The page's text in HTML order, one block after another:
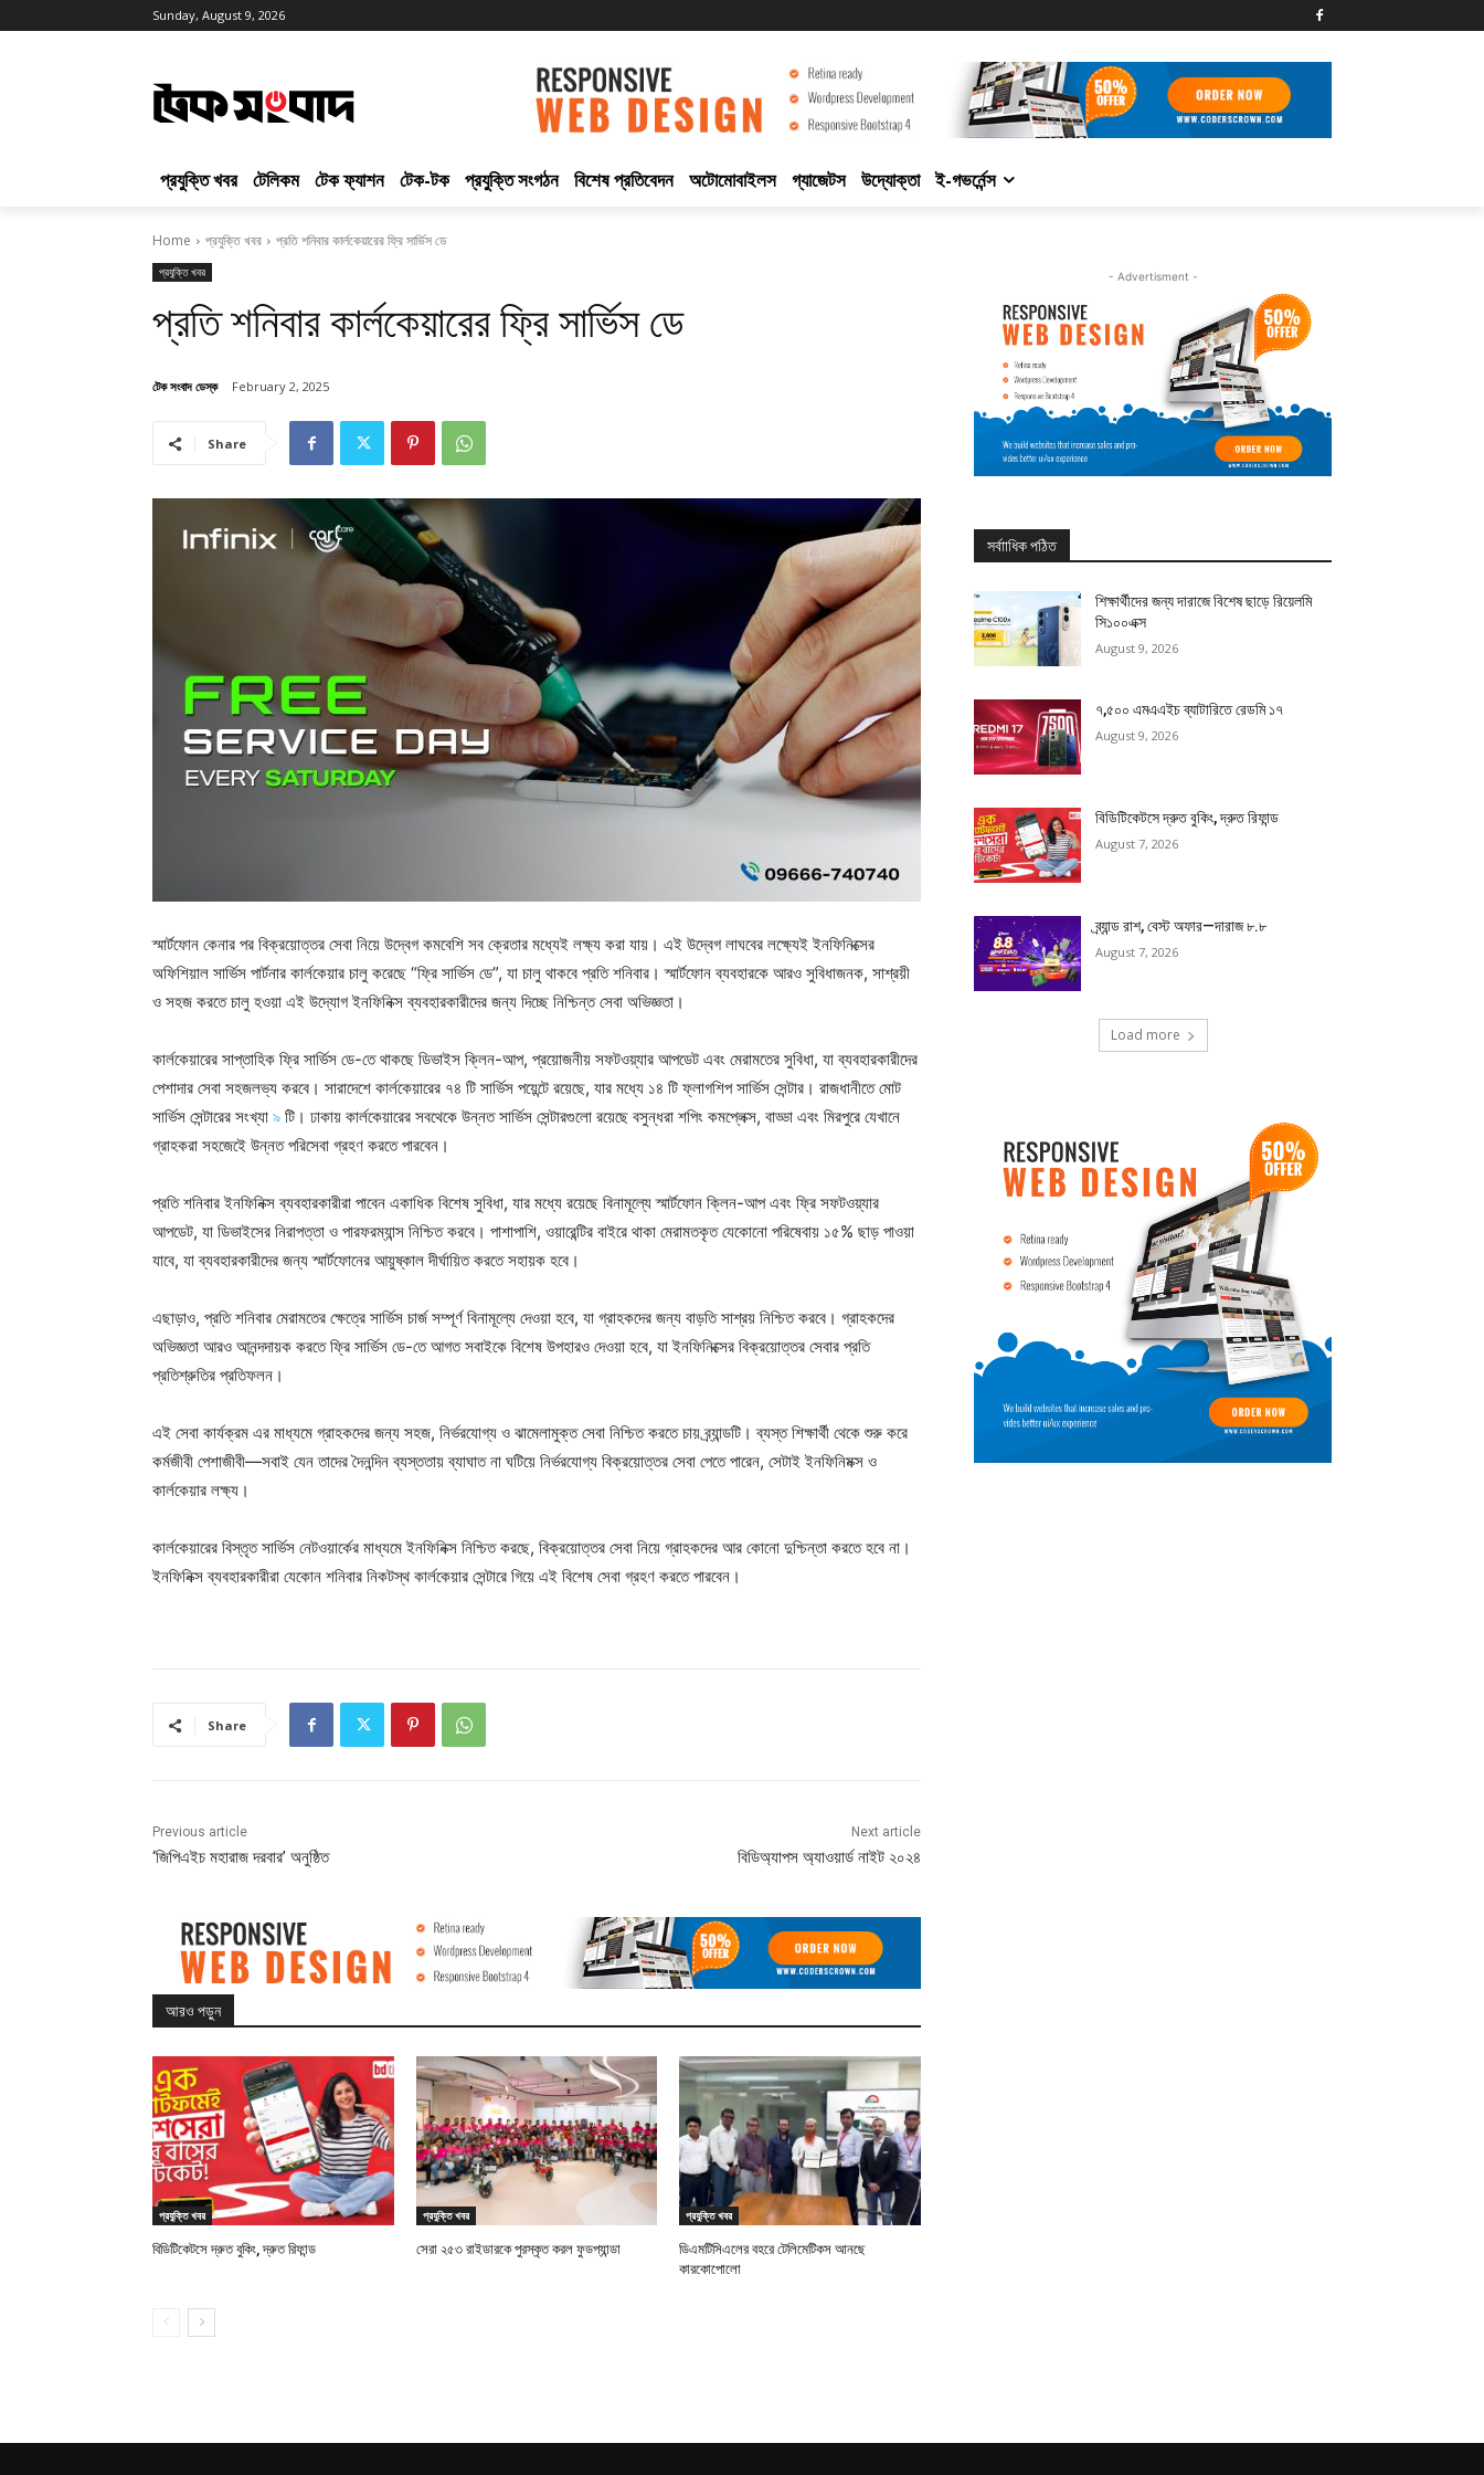
Sunday, August 9, 2026
প্রযুক্তি খবর টেলিকম টেক ফ্যাশন টেক-টক প্রযুক্তি সংগঠন বিশেষ প্রতিবেদন অটোমোবাইলস গ্যাজেটস উদ্যোক্তা ই-গভর্নেন্স
Home প্রযুক্তি খবর প্রতি শনিবার কার্লকেয়ারের ফ্রি সার্ভিস ডে
প্রযুক্তি খবর
প্রতি শনিবার কার্লকেয়ারের ফ্রি সার্ভিস ডে
টেক সংবাদ ডেস্ক February 2, 2025
Share
স্মার্টফোন কেনার পর বিক্রয়োত্তর সেবা নিয়ে উদ্বেগ কমবেশি সব ক্রেতার মধ্যেই লক্ষ্য করা যায়। এই উদ্বেগ লাঘবের লক্ষ্যেই ইনফিনিক্সের
অফিশিয়াল সার্ভিস পার্টনার কার্লকেয়ার চালু করেছে “ফ্রি সার্ভিস ডে”, যা চালু থাকবে প্রতি শনিবার। স্মার্টফোন ব্যবহারকে আরও সুবিধাজনক, সাশ্রয়ী
ও সহজ করতে চালু হওয়া এই উদ্যোগ ইনফিনিক্স ব্যবহারকারীদের জন্য দিচ্ছে নিশ্চিন্ত সেবা অভিজ্ঞতা।
কার্লকেয়ারের সাপ্তাহিক ফ্রি সার্ভিস ডে-তে থাকছে ডিভাইস ক্লিন-আপ, প্রয়োজনীয় সফটওয়্যার আপডেট এবং মেরামতের সুবিধা, যা ব্যবহারকারীদের
পেশাদার সেবা সহজলভ্য করবে। সারাদেশে কার্লকেয়ারের ৭৪ টি সার্ভিস পয়েন্টে রয়েছে, যার মধ্যে ১৪ টি ফ্লাগশিপ সার্ভিস সেন্টার। রাজধানীতে মোট
সার্ভিস সেন্টারের সংখ্যা ৯ টি। ঢাকায় কার্লকেয়ারের সবথেকে উন্নত সার্ভিস সেন্টারগুলো রয়েছে বসুন্ধরা শপিং কমপ্লেক্স, বাড্ডা এবং মিরপুরে যেখানে
গ্রাহকরা সহজেইে উন্নত পরিসেবা গ্রহণ করতে পারবেন।
প্রতি শনিবার ইনফিনিক্স ব্যবহারকারীরা পাবেন একাধিক বিশেষ সুবিধা, যার মধ্যে রয়েছে বিনামূল্যে স্মার্টফোন ক্লিন-আপ এবং ফ্রি সফটওয়্যার
আপডেট, যা ডিভাইসের নিরাপত্তা ও পারফরম্যান্স নিশ্চিত করবে। পাশাপাশি, ওয়ারেন্টির বাইরে থাকা মেরামতকৃত যেকোনো পরিষেবায় ১৫% ছাড় পাওয়া
যাবে, যা ব্যবহারকারীদের জন্য স্মার্টফোনের আয়ুষ্কাল দীর্ঘায়িত করতে সহায়ক হবে।
এছাড়াও, প্রতি শনিবার মেরামতের ক্ষেত্রে সার্ভিস চার্জ সম্পূর্ণ বিনামূল্যে দেওয়া হবে, যা গ্রাহকদের জন্য বাড়তি সাশ্রয় নিশ্চিত করবে। গ্রাহকদের
অভিজ্ঞতা আরও আনন্দদায়ক করতে ফ্রি সার্ভিস ডে-তে আগত সবাইকে বিশেষ উপহারও দেওয়া হবে, যা ইনফিনিক্সের বিক্রয়োত্তর সেবার প্রতি
প্রতিশ্রুতির প্রতিফলন।
এই সেবা কার্যক্রম এর মাধ্যমে গ্রাহকদের জন্য সহজ, নির্ভরযোগ্য ও ঝামেলামুক্ত সেবা নিশ্চিত করতে চায় ব্র্যান্ডটি। ব্যস্ত শিক্ষার্থী থেকে শুরু করে
কর্মজীবী পেশাজীবী—সবাই যেন তাদের দৈনন্দিন ব্যস্ততায় ব্যাঘাত না ঘটিয়ে নির্ভরযোগ্য বিক্রয়োত্তর সেবা পেতে পারেন, সেটাই ইনফিনিমক্স ও
কার্লকেয়ার লক্ষ্য।
কার্লকেয়ারের বিস্তৃত সার্ভিস নেটওয়ার্কের মাধ্যমে ইনফিনিক্স নিশ্চিত করছে, বিক্রয়োত্তর সেবা নিয়ে গ্রাহকদের আর কোনো দুশ্চিন্তা করতে হবে না।
ইনফিনিক্স ব্যবহারকারীরা যেকোন শনিবার নিকটস্থ কার্লকেয়ার সেন্টারে গিয়ে এই বিশেষ সেবা গ্রহণ করতে পারবেন।
Share
Previous article
‘জিপিএইচ মহারাজ দরবার’ অনুষ্ঠিত
Next article
বিডিঅ্যাপস অ্যাওয়ার্ড নাইট ২০২৪
আরও পড়ুন
প্রযুক্তি খবর
বিডিটিকেটসে দ্রুত বুকিং, দ্রুত রিফান্ড
প্রযুক্তি খবর
সেরা ২৫৩ রাইডারকে পুরস্কৃত করল ফুডপ্যান্ডা
প্রযুক্তি খবর
ডিএমটিসিএলের বহরে টেলিমেটিকস আনছে
কারকোপোলো
- Advertisment -
সর্বাাধিক পঠিত
শিক্ষার্থীদের জন্য দারাজে বিশেষ ছাড়ে রিয়েলমি
সি১০০এক্স
August 9, 2026
৭,৫০০ এমএএইচ ব্যাটারিতে রেডমি ১৭
August 9, 2026
বিডিটিকেটসে দ্রুত বুকিং, দ্রুত রিফান্ড
August 7, 2026
ব্র্যান্ড রাশ, বেস্ট অফার—দারাজ ৮.৮
August 7, 2026
Load more